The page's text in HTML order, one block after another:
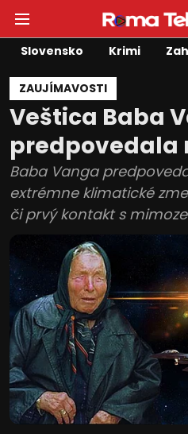
Slovensko Krimi
ZAUJÍMAVOSTI
Veštica Baba
predpovedala
Baba Vanga
extrémne klimatické
či prvý kontakt s